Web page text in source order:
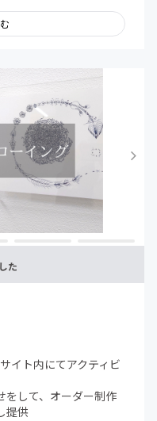
時点でこちらよりご連
販売サイトをご覧いた
いただく形になります
【オーダー制作につ
始した場合、以前の継
た
イト内にてアクティビ
をして、オーダー制作
提供